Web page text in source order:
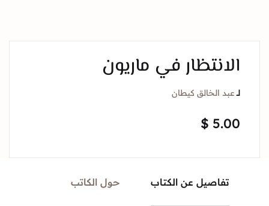
الانتظار في ماريون
لــ عبد الخالق كيطان
$ 5.00
تفاصيل عن الكتاب حول الكاتب